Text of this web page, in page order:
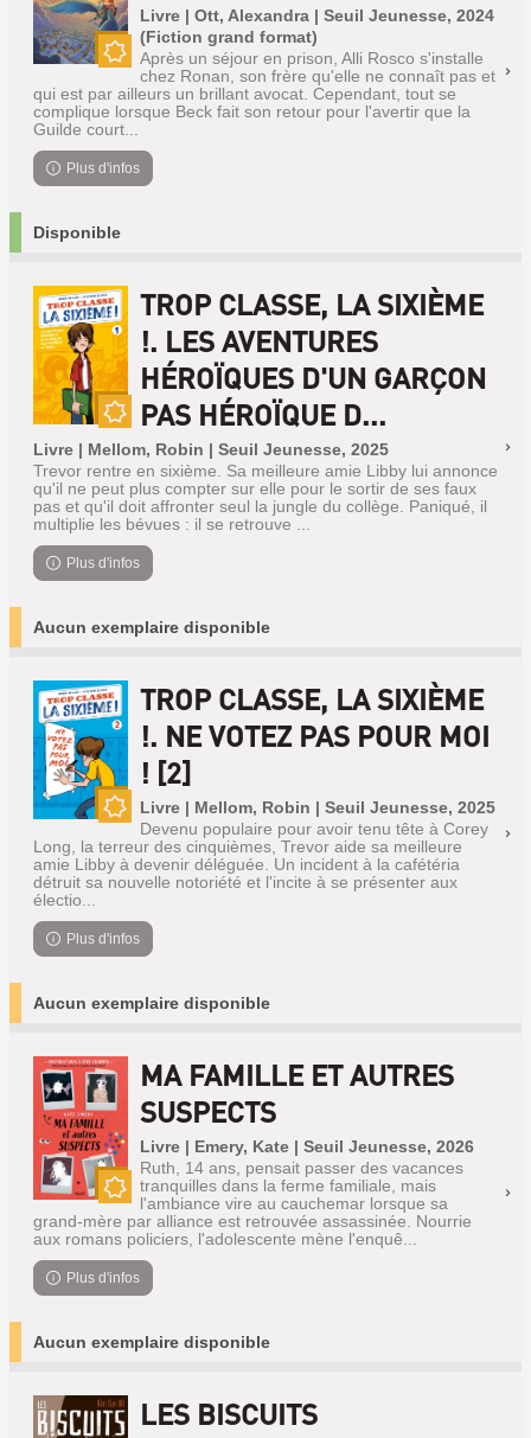
Livre | Ott, Alexandra | Seuil Jeunesse, 2024
(Fiction grand format)
Après un séjour en prison, Alli Rosco s'installe
chez Ronan, son frère qu'elle ne connaît pas et
qui est par ailleurs un brillant avocat. Cependant, tout se
complique lorsque Beck fait son retour pour l'avertir que la
Guilde court...
Plus d'infos
Disponible
TROP CLASSE, LA SIXIÈME
!. LES AVENTURES
HÉROÏQUES D'UN GARÇON
PAS HÉROÏQUE D...
Livre | Mellom, Robin | Seuil Jeunesse, 2025
Trevor rentre en sixième. Sa meilleure amie Libby lui annonce
qu'il ne peut plus compter sur elle pour le sortir de ses faux
pas et qu'il doit affronter seul la jungle du collège. Paniqué, il
multiplie les bévues : il se retrouve ...
Plus d'infos
Aucun exemplaire disponible
TROP CLASSE, LA SIXIÈME
!. NE VOTEZ PAS POUR MOI
! [2]
Livre | Mellom, Robin | Seuil Jeunesse, 2025
Devenu populaire pour avoir tenu tête à Corey
Long, la terreur des cinquièmes, Trevor aide sa meilleure
amie Libby à devenir déléguée. Un incident à la cafétéria
détruit sa nouvelle notoriété et l'incite à se présenter aux
électio...
Plus d'infos
Aucun exemplaire disponible
Nouveauté
MA FAMILLE ET AUTRES
SUSPECTS
Livre | Emery, Kate | Seuil Jeunesse, 2026
Ruth, 14 ans, pensait passer des vacances
tranquilles dans la ferme familiale, mais
l'ambiance vire au cauchemar lorsque sa
grand-mère par alliance est retrouvée assassinée. Nourrie
aux romans policiers, l'adolescente mène l'enquê...
Plus d'infos
Aucun exemplaire disponible
LES BISCUITS